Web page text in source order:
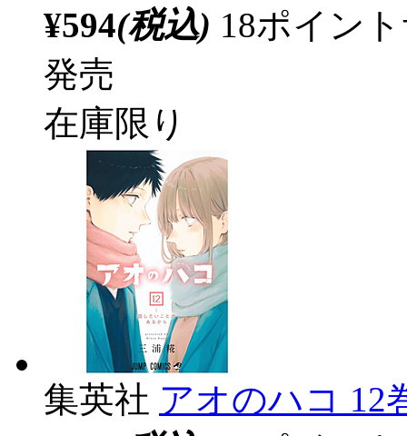
¥594(税込) 18ポイン
発売
在庫限り
集英社 アオのハコ 12